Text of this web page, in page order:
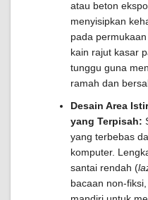
atau beton
menyisipkan
pada
kain rajut kasar
tunggu guna
ramah dan
Desain Area
yang Terpisah:
yang terbebas
komputer.
santai rendah (
bacaan non-